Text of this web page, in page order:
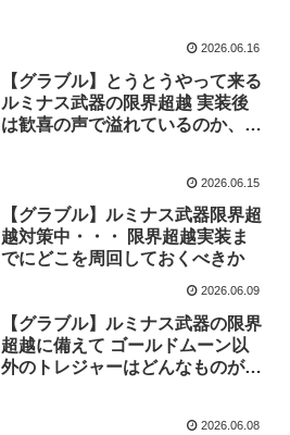
2026.06.16
【グラブル】とうとうやって来る
ルミナス武器の限界超越 実装後
は歓喜の声で溢れているのか、そ
2026.06.15
【グラブル】ルミナス武器限界超
越対策中・・・ 限界超越実装ま
でにどこを周回しておくべきか
2026.06.09
【グラブル】ルミナス武器の限界
超越に備えて ゴールドムーン以
外のトレジャーはどんなものが要
2026.06.08